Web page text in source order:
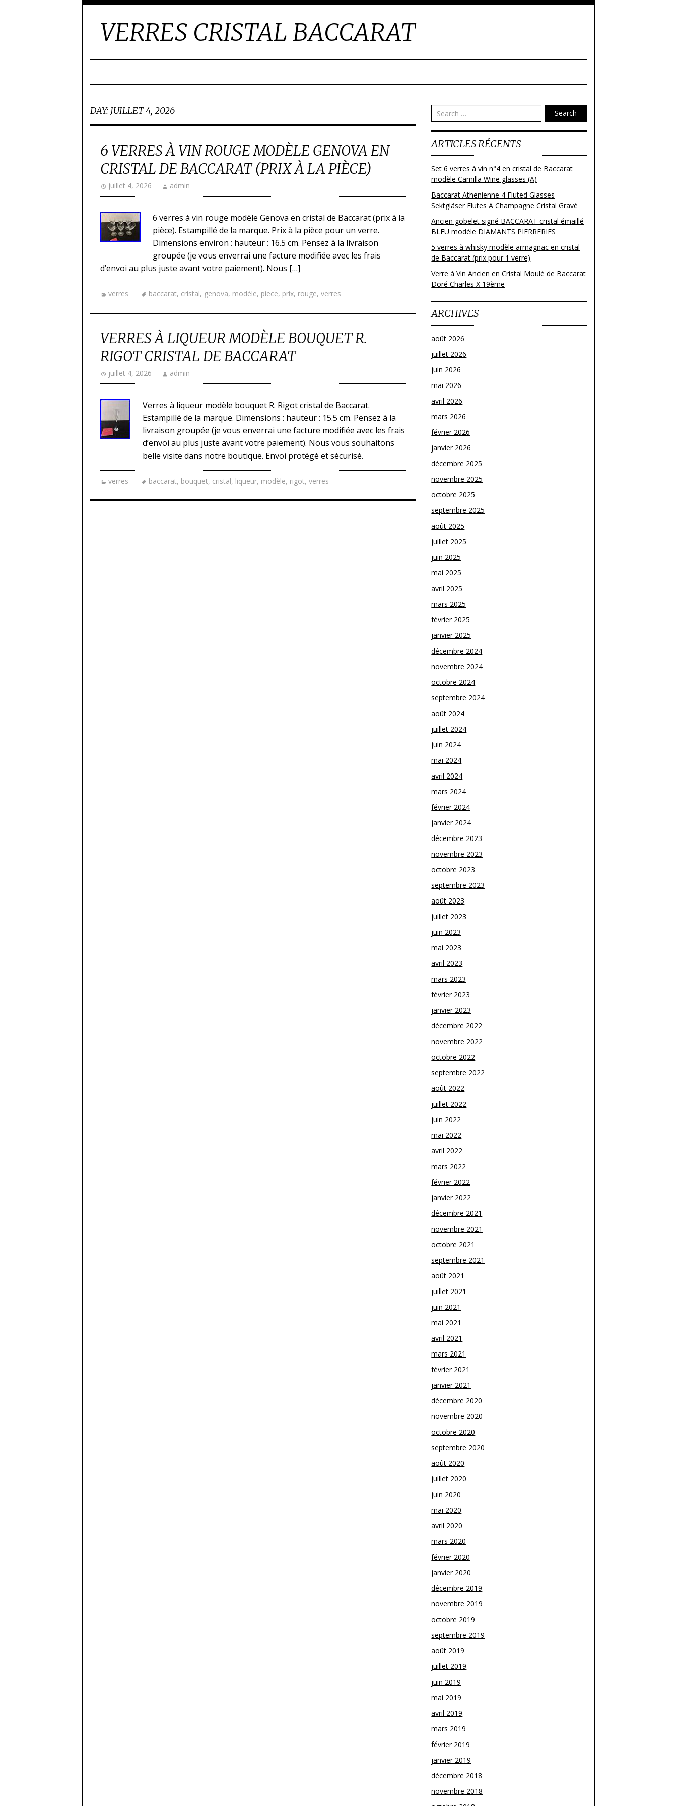
VERRES CRISTAL BACCARAT
DAY: JUILLET 4, 2026
6 VERRES À VIN ROUGE MODÈLE GENOVA EN
CRISTAL DE BACCARAT (PRIX À LA PIÈCE)
juillet 4, 2026 admin
6 verres à vin rouge modèle Genova en cristal de Baccarat (prix à la
pièce). Estampillé de la marque. Prix à la pièce pour un verre.
Dimensions environ : hauteur : 16.5 cm. Pensez à la livraison
groupée (je vous enverrai une facture modifiée avec les frais
d’envoi au plus juste avant votre paiement). Nous […]
verres baccarat, cristal, genova, modèle, piece, prix, rouge, verres
VERRES À LIQUEUR MODÈLE BOUQUET R.
RIGOT CRISTAL DE BACCARAT
juillet 4, 2026 admin
Verres à liqueur modèle bouquet R. Rigot cristal de Baccarat.
Estampillé de la marque. Dimensions : hauteur : 15.5 cm. Pensez à la
livraison groupée (je vous enverrai une facture modifiée avec les frais
d’envoi au plus juste avant votre paiement). Nous vous souhaitons
belle visite dans notre boutique. Envoi protégé et sécurisé.
verres baccarat, bouquet, cristal, liqueur, modèle, rigot, verres
Search
ARTICLES RÉCENTS
Set 6 verres à vin n°4 en cristal de Baccarat
modèle Camilla Wine glasses (A)
Baccarat Athenienne 4 Fluted Glasses
Sektgläser Flutes A Champagne Cristal Gravé
Ancien gobelet signé BACCARAT cristal émaillé
BLEU modèle DIAMANTS PIERRERIES
5 verres à whisky modèle armagnac en cristal
de Baccarat (prix pour 1 verre)
Verre à Vin Ancien en Cristal Moulé de Baccarat
Doré Charles X 19ème
ARCHIVES
août 2026
juillet 2026
juin 2026
mai 2026
avril 2026
mars 2026
février 2026
janvier 2026
décembre 2025
novembre 2025
octobre 2025
septembre 2025
août 2025
juillet 2025
juin 2025
mai 2025
avril 2025
mars 2025
février 2025
janvier 2025
décembre 2024
novembre 2024
octobre 2024
septembre 2024
août 2024
juillet 2024
juin 2024
mai 2024
avril 2024
mars 2024
février 2024
janvier 2024
décembre 2023
novembre 2023
octobre 2023
septembre 2023
août 2023
juillet 2023
juin 2023
mai 2023
avril 2023
mars 2023
février 2023
janvier 2023
décembre 2022
novembre 2022
octobre 2022
septembre 2022
août 2022
juillet 2022
juin 2022
mai 2022
avril 2022
mars 2022
février 2022
janvier 2022
décembre 2021
novembre 2021
octobre 2021
septembre 2021
août 2021
juillet 2021
juin 2021
mai 2021
avril 2021
mars 2021
février 2021
janvier 2021
décembre 2020
novembre 2020
octobre 2020
septembre 2020
août 2020
juillet 2020
juin 2020
mai 2020
avril 2020
mars 2020
février 2020
janvier 2020
décembre 2019
novembre 2019
octobre 2019
septembre 2019
août 2019
juillet 2019
juin 2019
mai 2019
avril 2019
mars 2019
février 2019
janvier 2019
décembre 2018
novembre 2018